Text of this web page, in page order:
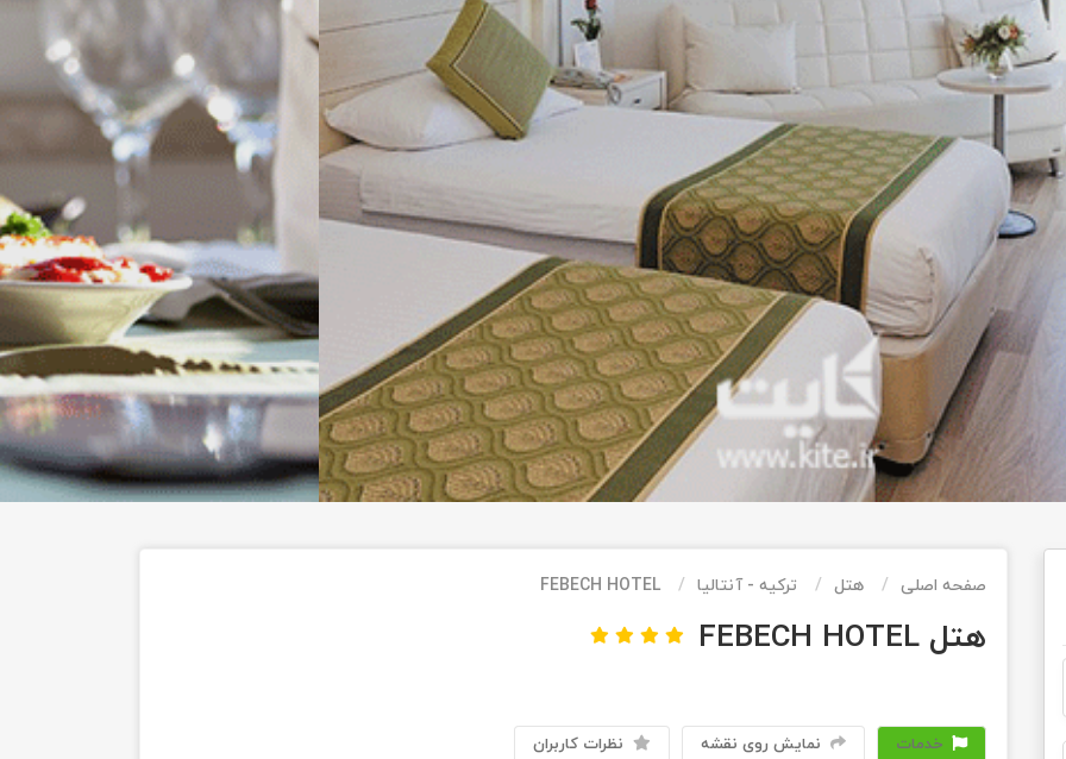
صفحه اصلی هتل ترکیه - آنتالیا FEBECH HOTEL
هتل FEBECH HOTEL
خدمات نمایش روی نقشه نظرات کاربران